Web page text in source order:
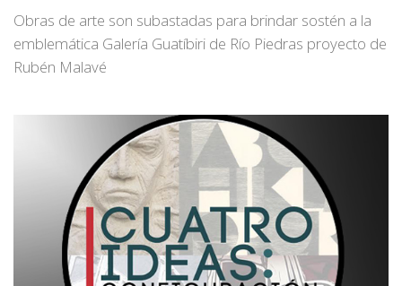
Obras de arte son subastadas para brindar sostén a la
emblemática Galería Guatíbiri de Río Piedras proyecto de
Rubén Malavé